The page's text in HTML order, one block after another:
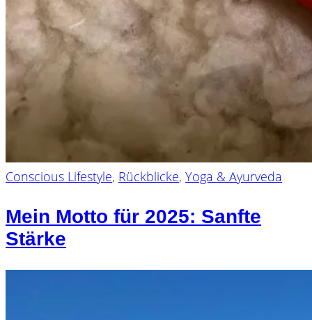
Conscious Lifestyle, Rückblicke, Yoga & Ayurveda
Mein Motto für 2025: Sanfte
Stärke